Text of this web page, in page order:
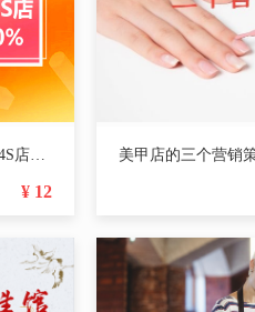
¥ 12
美甲店的三个营销